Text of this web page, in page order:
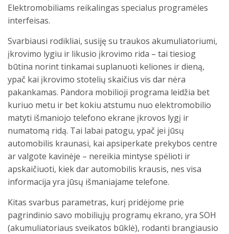
Elektromobiliams reikalingas specialus programėles
interfeisas.
Svarbiausi rodikliai, susiję su traukos akumuliatoriumi,
įkrovimo lygiu ir likusio įkrovimo rida – tai tiesiog
būtina norint tinkamai suplanuoti keliones ir dieną,
ypač kai įkrovimo stotelių skaičius vis dar nėra
pakankamas. Pandora mobilioji programa leidžia bet
kuriuo metu ir bet kokiu atstumu nuo elektromobilio
matyti išmaniojo telefono ekrane įkrovos lygį ir
numatomą ridą. Tai labai patogu, ypač jei jūsų
automobilis kraunasi, kai apsiperkate prekybos centre
ar valgote kavinėje – nereikia mintyse spėlioti ir
apskaičiuoti, kiek dar automobilis krausis, nes visa
informacija yra jūsų išmaniajame telefone.
Kitas svarbus parametras, kurį pridėjome prie
pagrindinio savo mobiliųjų programų ekrano, yra SOH
(akumuliatoriaus sveikatos būklė), rodanti brangiausio